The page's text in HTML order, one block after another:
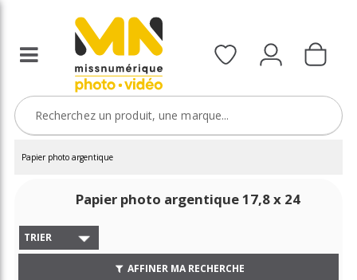
Papier photo argentique
Papier photo argentique 17,8 x 24
TRIER
AFFINER MA RECHERCHE